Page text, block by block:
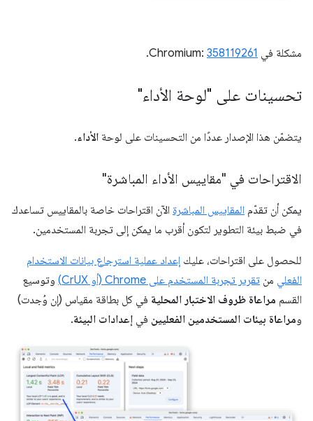
مشكلة في Chromium: 358119261
.
تحسينات على "لوحة الأداء"
يتضمّن هذا الإصدار عددًا من التحسينات على لوحة الأداء.
الاقتراحات في "مقاييس الأداء المباشرة"
يمكن أن تقدّم المقاييس المباشرة الآن اقتراحات خاصة بالمقاييس تساعدك
في ضبط بيئة التطوير لتكون أقرب ما يمكن إلى تجربة المستخدمين.
للحصول على اقتراحات، عليك إعداد عملية استرجاع بيانات الاستخدام
الفعلي من تقرير تجربة المستخدم على Chrome (أو CrUX)
وتوسيع
القسم مراعاة ظروف الاختبار المحلية في كل بطاقة مقياس (إن وُجدت)
ومراعاة بيئات المستخدمين الفعليين في إعدادات البيئة.